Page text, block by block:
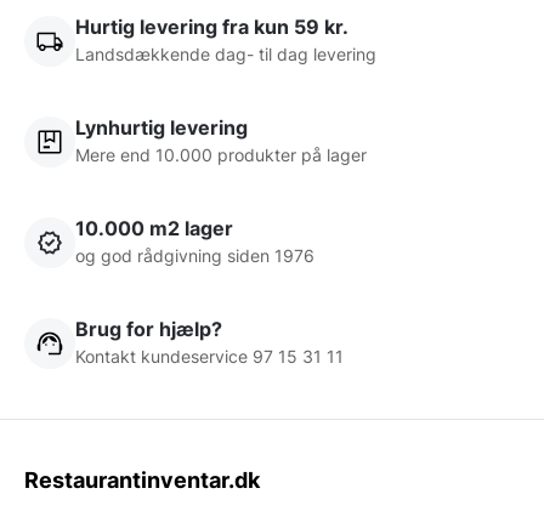
Hurtig levering fra kun 59 kr.
Landsdækkende dag- til dag levering
Lynhurtig levering
Mere end 10.000 produkter på lager
10.000 m2 lager
og god rådgivning siden 1976
Brug for hjælp?
Kontakt kundeservice 97 15 31 11
Restaurantinventar.dk